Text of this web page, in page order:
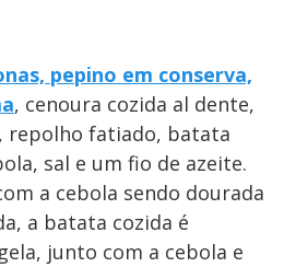
pepino em conserva,
, cenoura cozida al dente,
repolho fatiado, batata
sal e um fio de azeite.
a cebola sendo dourada
a batata cozida é
junto com a cebola e